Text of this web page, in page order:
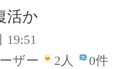
活か
19:51
ザー
2人 0件